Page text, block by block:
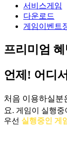
서비스게임
다운로드
게임이벤트
프리미엄
언제! 어디
처음 이용하실분
요. 게임이 실행중
우선 실행중인 게